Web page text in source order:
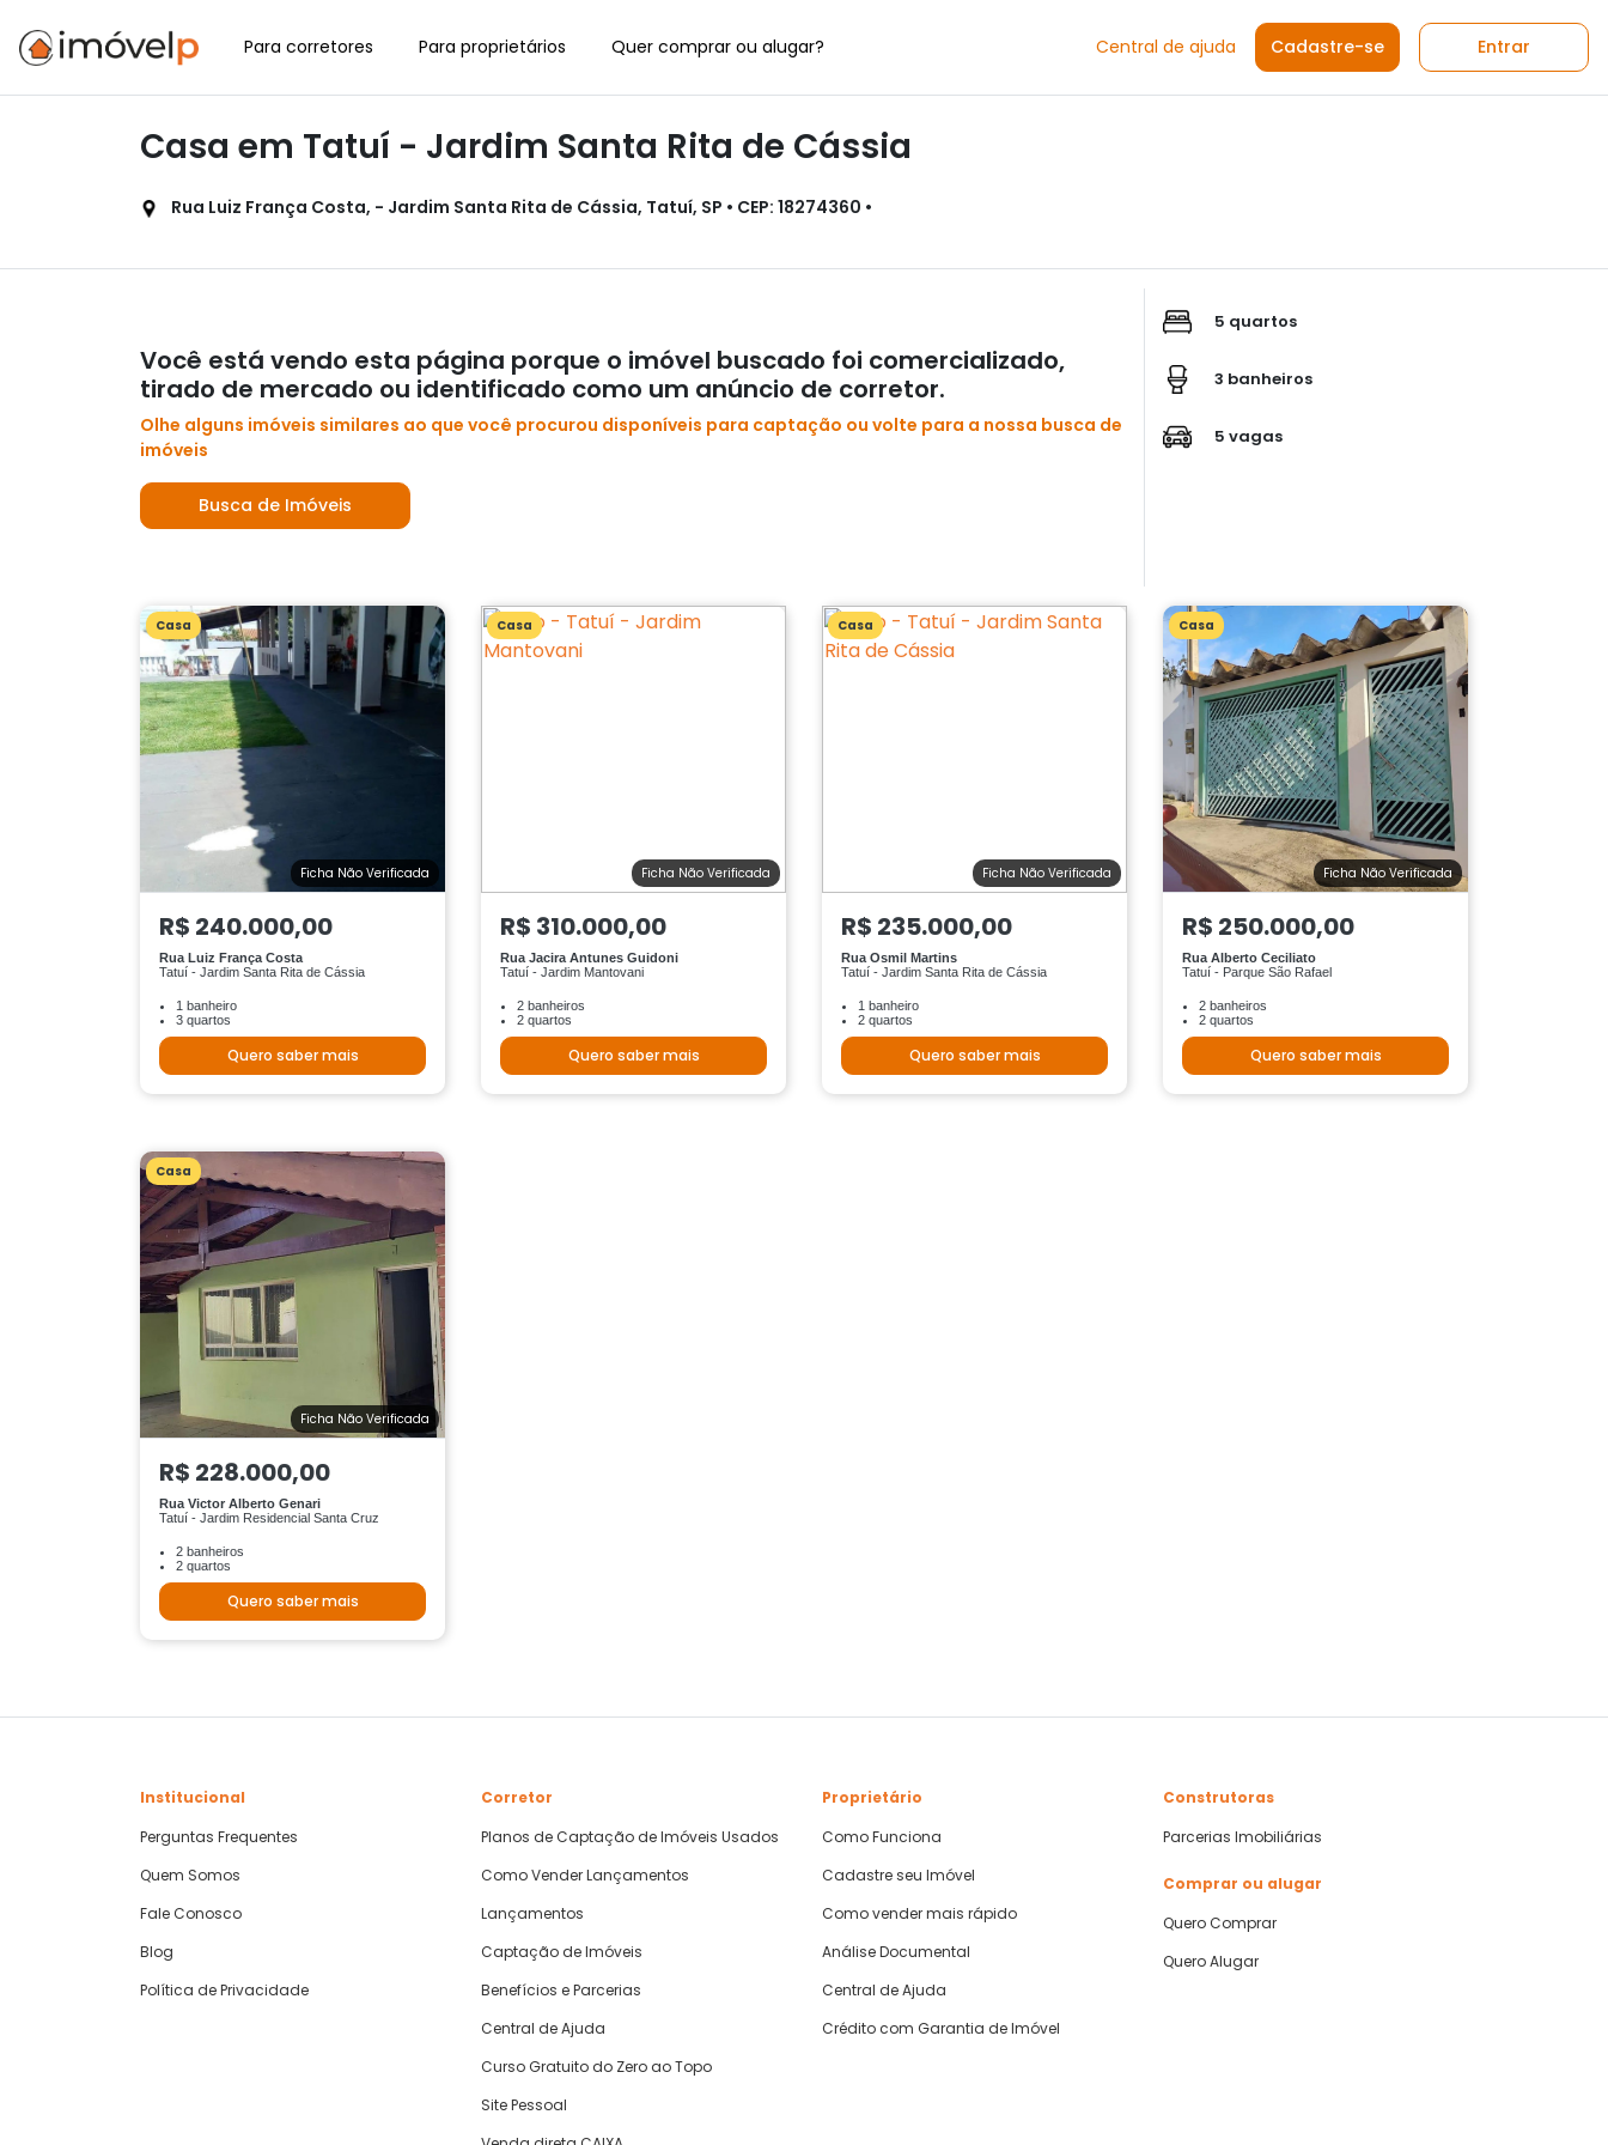
Para corretores Para proprietários Quer comprar ou alugar? Central de ajuda Cadastre-se Entrar
Casa em Tatuí - Jardim Santa Rita de Cássia
Rua Luiz França Costa, - Jardim Santa Rita de Cássia, Tatuí, SP • CEP: 18274360 •
Você está vendo esta página porque o imóvel buscado foi comercializado,
tirado de mercado ou identificado como um anúncio de corretor.
Olhe alguns imóveis similares ao que você procurou disponíveis para captação ou volte para a nossa busca de
imóveis
Busca de Imóveis
5 quartos
3 banheiros
5 vagas
Casa
Ficha Não Verificada
R$ 240.000,00
Rua Luiz França Costa
Tatuí - Jardim Santa Rita de Cássia
1 banheiro
3 quartos
Quero saber mais
Casa
Ficha Não Verificada
R$ 310.000,00
Rua Jacira Antunes Guidoni
Tatuí - Jardim Mantovani
2 banheiros
2 quartos
Quero saber mais
Casa
Ficha Não Verificada
R$ 235.000,00
Rua Osmil Martins
Tatuí - Jardim Santa Rita de Cássia
1 banheiro
2 quartos
Quero saber mais
Casa
Ficha Não Verificada
R$ 250.000,00
Rua Alberto Ceciliato
Tatuí - Parque São Rafael
2 banheiros
2 quartos
Quero saber mais
Casa
Ficha Não Verificada
R$ 228.000,00
Rua Victor Alberto Genari
Tatuí - Jardim Residencial Santa Cruz
2 banheiros
2 quartos
Quero saber mais
Institucional
Perguntas Frequentes
Quem Somos
Fale Conosco
Blog
Política de Privacidade
Corretor
Planos de Captação de Imóveis Usados
Como Vender Lançamentos
Lançamentos
Captação de Imóveis
Benefícios e Parcerias
Central de Ajuda
Curso Gratuito do Zero ao Topo
Site Pessoal
Proprietário
Como Funciona
Cadastre seu Imóvel
Como vender mais rápido
Análise Documental
Central de Ajuda
Crédito com Garantia de Imóvel
Construtoras
Parcerias Imobiliárias
Comprar ou alugar
Quero Comprar
Quero Alugar